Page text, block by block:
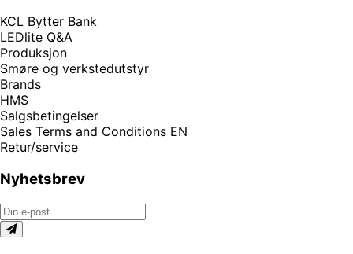
KCL Bytter Bank
LEDlite Q&A
Produksjon
Smøre og verkstedutstyr
Brands
HMS
Salgsbetingelser
Sales Terms and Conditions EN
Retur/service
Nyhetsbrev